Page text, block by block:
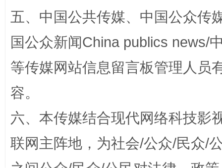
千年窑火 生生不息
五、中国公共传媒、中国公众传
国公众新闻China publics news/
等传媒网站信息留言板管理人员
容。
六、本传媒结合现代网络科技影
联网主阵地，为社会/公众/民众/